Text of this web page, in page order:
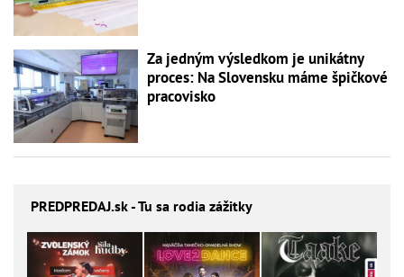
Za jedným výsledkom je unikátny
proces: Na Slovensku máme špičkové
pracovisko
PREDPREDAJ.sk - Tu sa rodia zážitky